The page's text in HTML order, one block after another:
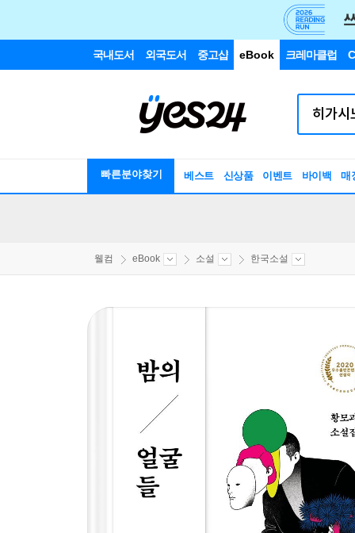
국내도서 외국도서 중고샵 eBook 크레마클럽
빠른분야찾기 베스트 신상품 이벤트 바이백 매
웰컴 eBook 소설 한국소설